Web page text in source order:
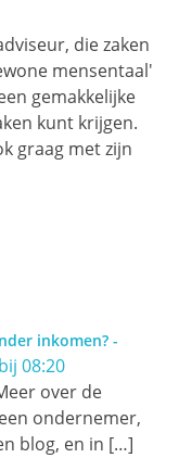
die zaken
mensentaal'
gemakkelijke
kunt krijgen.
graag met zijn
inkomen? -
08:20
over de
ondernemer,
blog, en in […]